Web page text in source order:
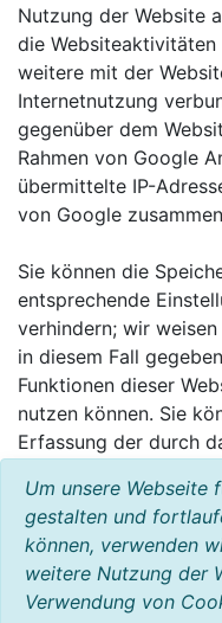
Nutzung der Website
die Websiteaktivitäten
weitere mit der
Internetnutzung
gegenüber dem
Rahmen von Google
übermittelte IP-
von Google
Sie können die
entsprechende
verhindern; wir
in diesem Fall
Funktionen dieser
nutzen können. Sie
Erfassung der durch
IP-Adresse) an
Daten durch Google
dem folgenden Link
herunterladen und
http://
Um unsere Webseite
gestalten und
können, verwenden
weitere Nutzung der
Verwendung von